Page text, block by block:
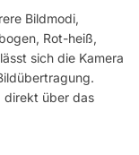
Bildmodi,
Rot-heiß,
sich die Kamera
direkt über das